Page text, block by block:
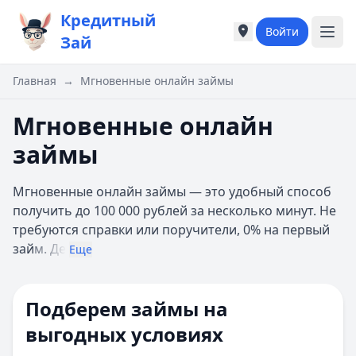
Кредитный
Зай
Города России
Москва
Екатеринбург
Казань
Б
Барнаул
Белгород
Города России
Екатеринбург
Казань
Б
Барнаул
Белгород
Войти
Главная → Мгновенные онлайн займы
Мгновенные онлайн
займы
Мгновенные онлайн займы — это удобный способ
получить до 100 000 рублей за несколько минут. Не
требуются справки или поручители, 0% на первый
займ. Де Еще
Подберем займы на
выгодных условиях